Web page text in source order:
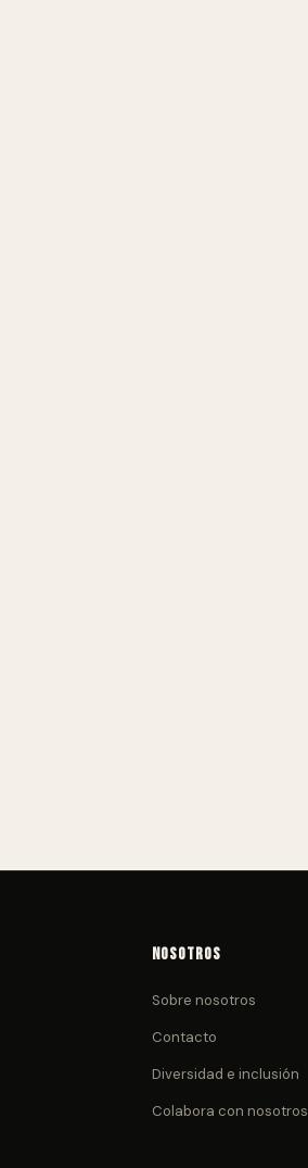
Nosotros
Sobre nosotros
Contacto
Diversidad e inclusión
Colabora con nosotros